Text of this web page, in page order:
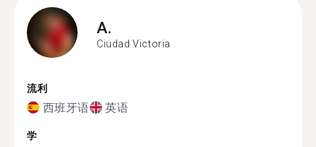
A.
Ciudad Victoria
流利
西班牙语 英语
学